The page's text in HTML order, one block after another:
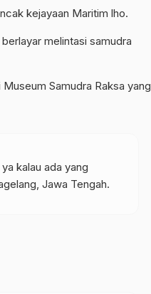
kejayaan Maritim lho.
melintasi samudra
Samudra Raksa yang
kalau ada yang
Jawa Tengah.